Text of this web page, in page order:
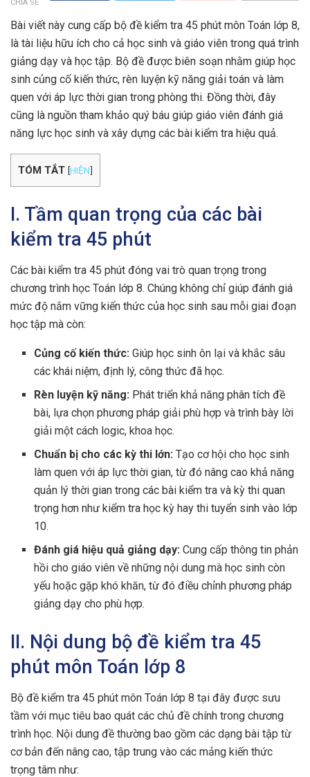
CHIA SẺ
Bài viết này cung cấp bộ đề kiểm tra 45 phút môn Toán lớp 8,
là tài liệu hữu ích cho cả học sinh và giáo viên trong quá trình
giảng dạy và học tập. Bộ đề được biên soạn nhằm giúp học
sinh củng cố kiến thức, rèn luyện kỹ năng giải toán và làm
quen với áp lực thời gian trong phòng thi. Đồng thời, đây
cũng là nguồn tham khảo quý báu giúp giáo viên đánh giá
năng lực học sinh và xây dựng các bài kiểm tra hiệu quả.
TÓM TẮT [HIỆN]
I. Tầm quan trọng của các bài
kiểm tra 45 phút
Các bài kiểm tra 45 phút đóng vai trò quan trọng trong
chương trình học Toán lớp 8. Chúng không chỉ giúp đánh giá
mức độ nắm vững kiến thức của học sinh sau mỗi giai đoạn
học tập mà còn:
Củng cố kiến thức: Giúp học sinh ôn lại và khắc sâu
các khái niệm, định lý, công thức đã học.
Rèn luyện kỹ năng: Phát triển khả năng phân tích đề
bài, lựa chọn phương pháp giải phù hợp và trình bày lời
giải một cách logic, khoa học.
Chuẩn bị cho các kỳ thi lớn: Tạo cơ hội cho học sinh
làm quen với áp lực thời gian, từ đó nâng cao khả năng
quản lý thời gian trong các bài kiểm tra và kỳ thi quan
trọng hơn như kiểm tra học kỳ hay thi tuyển sinh vào lớp
10.
Đánh giá hiệu quả giảng dạy: Cung cấp thông tin phản
hồi cho giáo viên về những nội dung mà học sinh còn
yếu hoặc gặp khó khăn, từ đó điều chỉnh phương pháp
giảng dạy cho phù hợp.
II. Nội dung bộ đề kiểm tra 45
phút môn Toán lớp 8
Bộ đề kiểm tra 45 phút môn Toán lớp 8 tại đây được sưu
tầm với mục tiêu bao quát các chủ đề chính trong chương
trình học. Nội dung đề thường bao gồm các dạng bài tập từ
cơ bản đến nâng cao, tập trung vào các mảng kiến thức
trọng tâm như: